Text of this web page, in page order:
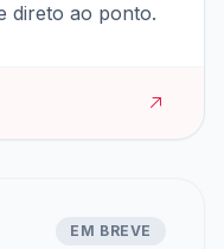
direto ao ponto.
EM BREVE